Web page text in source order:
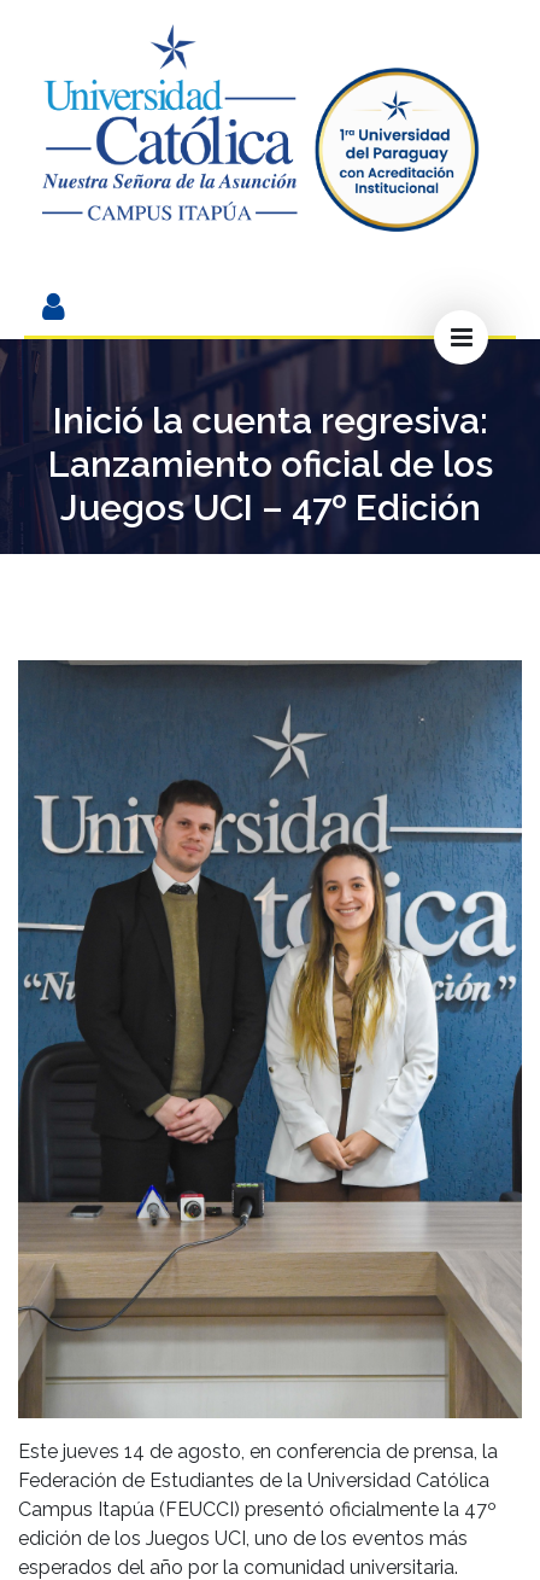
Inició la cuenta regresiva:
Lanzamiento oficial de los
Juegos UCI – 47º Edición
Este jueves 14 de agosto, en conferencia de prensa, la
Federación de Estudiantes de la Universidad Católica
Campus Itapúa (FEUCCI) presentó oficialmente la 47º
edición de los Juegos UCI, uno de los eventos más
esperados del año por la comunidad universitaria.